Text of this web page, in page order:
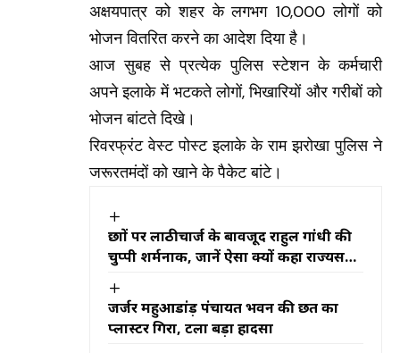
अक्षयपात्र को शहर के लगभग 10,000 लोगों को
भोजन वितरित करने का आदेश दिया है।
आज सुबह से प्रत्येक पुलिस स्टेशन के कर्मचारी
अपने इलाके में भटकते लोगों, भिखारियों और गरीबों को
भोजन बांटते दिखे।
रिवरफ्रंट वेस्ट पोस्ट इलाके के राम झरोखा पुलिस ने
जरूरतमंदों को खाने के पैकेट बांटे।
छात्रों पर लाठीचार्ज के बावजूद राहुल गांधी की
चुप्पी शर्मनाक, जानें ऐसा क्यों कहा राज्यसभा
जर्जर महुआडांड़ पंचायत भवन की छत का
प्लास्टर गिरा, टला बड़ा हादसा